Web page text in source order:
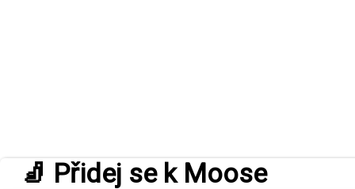
🧦 Přidej se k Moose